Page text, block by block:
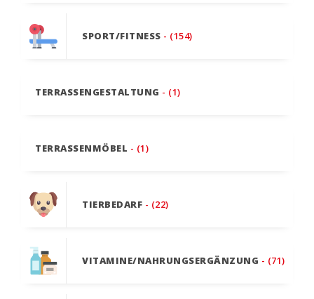
SPORT/FITNESS - (154)
TERRASSENGESTALTUNG - (1)
TERRASSENMÖBEL - (1)
TIERBEDARF - (22)
VITAMINE/NAHRUNGSERGÄNZUNG - (71)